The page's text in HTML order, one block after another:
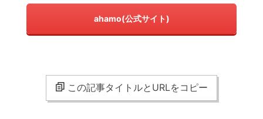
ahamo(公式サイト)
この記事タイトルとURLをコピー